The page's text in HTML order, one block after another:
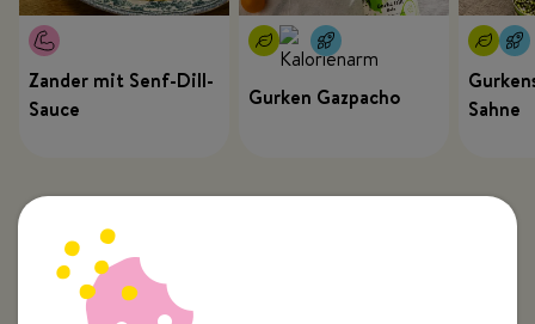
Zander mit Senf-Dill-
Sauce
Gurken Gazpacho
Sahne